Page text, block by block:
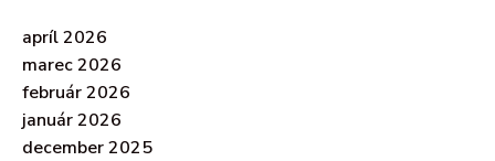
apríl 2026
marec 2026
február 2026
január 2026
december 2025